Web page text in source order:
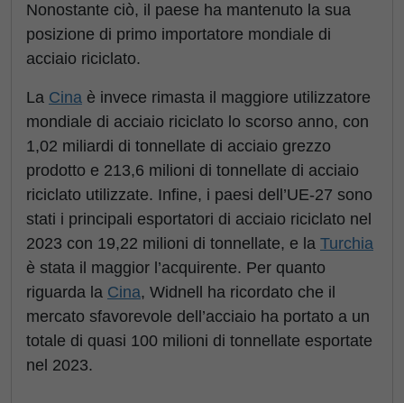
Nonostante ciò, il paese ha mantenuto la sua
posizione di primo importatore mondiale di
acciaio riciclato.
La Cina è invece rimasta il maggiore utilizzatore
mondiale di acciaio riciclato lo scorso anno, con
1,02 miliardi di tonnellate di acciaio grezzo
prodotto e 213,6 milioni di tonnellate di acciaio
riciclato utilizzate. Infine, i paesi dell’UE-27 sono
stati i principali esportatori di acciaio riciclato nel
2023 con 19,22 milioni di tonnellate, e la Turchia
è stata il maggior l’acquirente. Per quanto
riguarda la Cina, Widnell ha ricordato che il
mercato sfavorevole dell’acciaio ha portato a un
totale di quasi 100 milioni di tonnellate esportate
nel 2023.